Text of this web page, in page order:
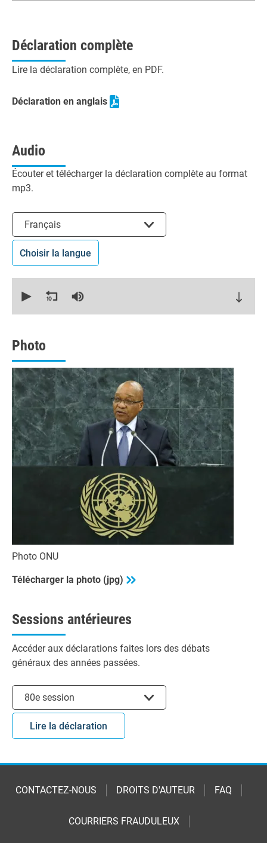
Déclaration complète
Lire la déclaration complète, en PDF.
Déclaration en anglais
Audio
Écouter et télécharger la déclaration complète au format
mp3.
Français
Choisir la langue
seconds
Photo
Photo ONU
Télécharger la photo (jpg)
Sessions antérieures
Accéder aux déclarations faites lors des débats
généraux des années passées.
80e session
Lire la déclaration
CONTACTEZ-NOUS DROITS D'AUTEUR FAQ
COURRIERS FRAUDULEUX